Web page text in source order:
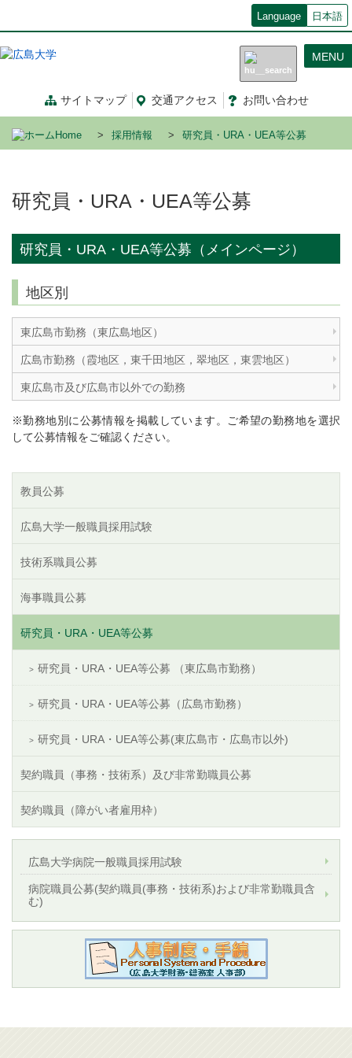
コ
Language 日本語
サイトマップ 交通アクセス お問い合わせ
MENU
Home 採用情報 研究員・URA・UEA等公募
研究員・URA・UEA等公募
研究員・URA・UEA等公募（メインページ）
地区別
東広島市勤務（東広島地区）
広島市勤務（霞地区，東千田地区，翠地区，東雲地区）
東広島市及び広島市以外での勤務
※勤務地別に公募情報を掲載しています。ご希望の勤務地を選択
して公募情報をご確認ください。
教員公募
広島大学一般職員採用試験
技術系職員公募
海事職員公募
研究員・URA・UEA等公募
研究員・URA・UEA等公募 （東広島市勤務）
研究員・URA・UEA等公募（広島市勤務）
研究員・URA・UEA等公募(東広島市・広島市以外)
契約職員（事務・技術系）及び非常勤職員公募
契約職員（障がい者雇用枠）
広島大学病院一般職員採用試験
病院職員公募(契約職員(事務・技術系)および非常勤職員含
む)